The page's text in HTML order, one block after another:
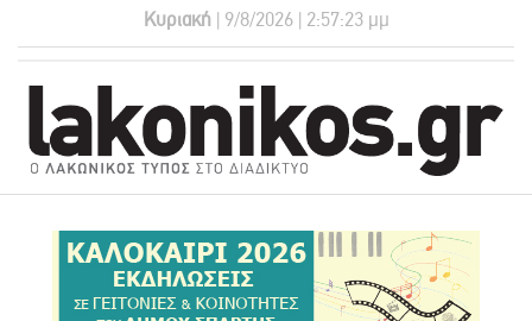
Κυριακή | 9/8/2026 | 2:57:23 μμ